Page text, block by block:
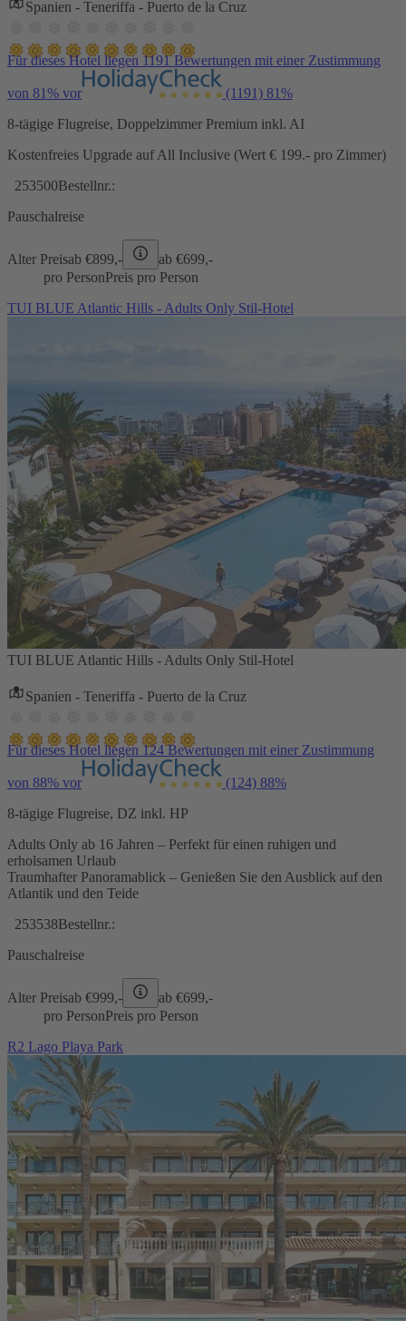
Spanien - Teneriffa - Puerto de la Cruz
Für dieses Hotel liegen 1191 Bewertungen mit einer Zustimmung
von 81% vor (1191) 81%
8-tägige Flugreise, Doppelzimmer Premium inkl. AI
Kostenfreies Upgrade auf All Inclusive (Wert € 199.- pro Zimmer)
253500Bestellnr.:
Pauschalreise
Alter Preisab €899,- ab €699,-
pro PersonPreis pro Person
TUI BLUE Atlantic Hills - Adults Only Stil-Hotel
TUI BLUE Atlantic Hills - Adults Only Stil-Hotel
Spanien - Teneriffa - Puerto de la Cruz
Für dieses Hotel liegen 124 Bewertungen mit einer Zustimmung
von 88% vor (124) 88%
8-tägige Flugreise, DZ inkl. HP
Adults Only ab 16 Jahren – Perfekt für einen ruhigen und
erholsamen Urlaub
Traumhafter Panoramablick – Genießen Sie den Ausblick auf den
Atlantik und den Teide
253538Bestellnr.:
Pauschalreise
Alter Preisab €999,- ab €699,-
pro PersonPreis pro Person
R2 Lago Playa Park